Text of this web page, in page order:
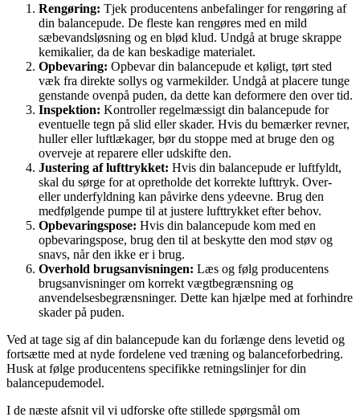
Rengøring: Tjek producentens anbefalinger for rengøring af
din balancepude. De fleste kan rengøres med en mild
sæbevandsløsning og en blød klud. Undgå at bruge skrappe
kemikalier, da de kan beskadige materialet.
Opbevaring: Opbevar din balancepude et køligt, tørt sted
væk fra direkte sollys og varmekilder. Undgå at placere tunge
genstande ovenpå puden, da dette kan deformere den over tid.
Inspektion: Kontroller regelmæssigt din balancepude for
eventuelle tegn på slid eller skader. Hvis du bemærker revner,
huller eller luftlækager, bør du stoppe med at bruge den og
overveje at reparere eller udskifte den.
Justering af lufttrykket: Hvis din balancepude er luftfyldt,
skal du sørge for at opretholde det korrekte lufttryk. Over-
eller underfyldning kan påvirke dens ydeevne. Brug den
medfølgende pumpe til at justere lufttrykket efter behov.
Opbevaringspose: Hvis din balancepude kom med en
opbevaringspose, brug den til at beskytte den mod støv og
snavs, når den ikke er i brug.
Overhold brugsanvisningen: Læs og følg producentens
brugsanvisninger om korrekt vægtbegrænsning og
anvendelsesbegrænsninger. Dette kan hjælpe med at forhindre
skader på puden.
Ved at tage sig af din balancepude kan du forlænge dens levetid og
fortsætte med at nyde fordelene ved træning og balanceforbedring.
Husk at følge producentens specifikke retningslinjer for din
balancepudemodel.
I de næste afsnit vil vi udforske ofte stillede spørgsmål om